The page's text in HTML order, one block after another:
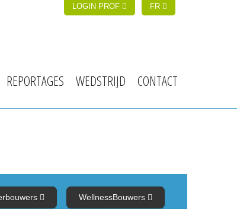
LOGIN PROF FR
REPORTAGES WEDSTRIJD CONTACT
WellnessBouwers